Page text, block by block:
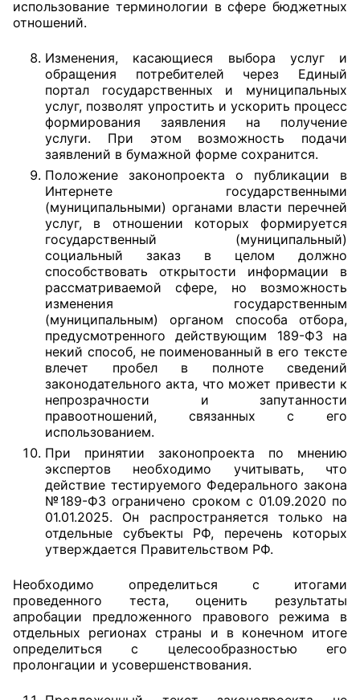
использование терминологии в сфере бюджетных
отношений.
Изменения, касающиеся выбора услуг и
обращения потребителей через Единый
портал государственных и муниципальных
услуг, позволят упростить и ускорить процесс
формирования заявления на получение
услуги. При этом возможность подачи
заявлений в бумажной форме сохранится.
Положение законопроекта о публикации в
Интернете государственными
(муниципальными) органами власти перечней
услуг, в отношении которых формируется
государственный (муниципальный)
социальный заказ в целом должно
способствовать открытости информации в
рассматриваемой сфере, но возможность
изменения государственным
(муниципальным) органом способа отбора,
предусмотренного действующим 189-ФЗ на
некий способ, не поименованный в его тексте
влечет пробел в полноте сведений
законодательного акта, что может привести к
непрозрачности и запутанности
правоотношений, связанных с его
использованием.
При принятии законопроекта по мнению
экспертов необходимо учитывать, что
действие тестируемого Федерального закона
№189-ФЗ ограничено сроком с 01.09.2020 по
01.01.2025. Он распространяется только на
отдельные субъекты РФ, перечень которых
утверждается Правительством РФ.
Необходимо определиться с итогами
проведенного теста, оценить результаты
апробации предложенного правового режима в
отдельных регионах страны и в конечном итоге
определиться с целесообразностью его
пролонгации и усовершенствования.